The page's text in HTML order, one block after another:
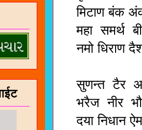
मिटाण बंक
महा समर्थ
नमो धिराण
सुणन्त टैर आ
भरैज नीर
दया निधान